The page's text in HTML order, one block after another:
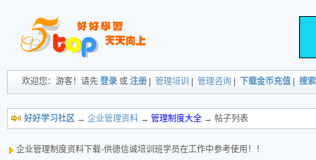
欢迎您：游客！请先 登录 或 注册 管理培训 管理咨询 下载金币充值 搜索
好好学习社区 → 企业管理资料 → 管理制度大全 → 帖子列表
企业管理制度资料下载-供德信诚培训班学员在工作中参考使用！！